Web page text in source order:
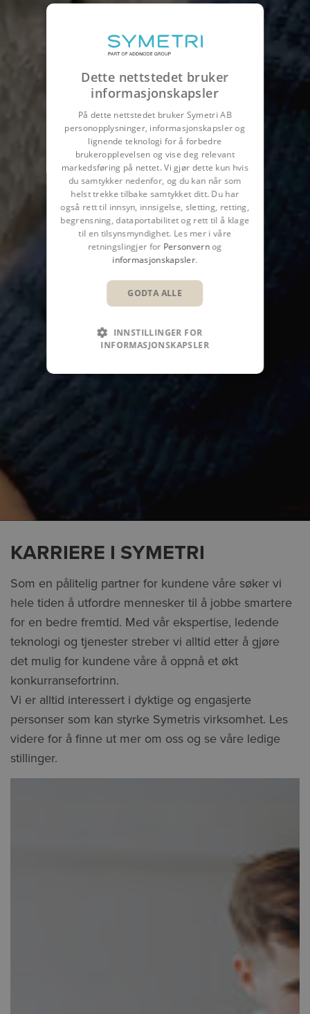
KARRIERE I SYMETRI
Som en pålitelig partner for kundene våre søker vi
hele tiden å utfordre mennesker til å jobbe smartere
for en bedre fremtid. Med vår ekspertise, ledende
teknologi og tjenester streber vi alltid etter å gjøre
det mulig for kundene våre å oppnå et økt
konkurransefortrinn.
Vi er alltid interessert i dyktige og engasjerte
personser som kan styrke Symetris virksomhet. Les
videre for å finne ut mer om oss og se våre ledige
stillinger.
Dette nettstedet bruker
informasjonskapsler
På dette nettstedet bruker Symetri AB
personopplysninger, informasjonskapsler og
lignende teknologi for å forbedre
brukeropplevelsen og vise deg relevant
markedsføring på nettet. Vi gjør dette kun hvis
du samtykker nedenfor, og du kan når som
helst trekke tilbake samtykket ditt. Du har
også rett til innsyn, innsigelse, sletting, retting,
begrensning, dataportabilitet og rett til å klage
til en tilsynsmyndighet. Les mer i våre
retningslingjer for Personvernog
informasjonskapsler.
GODTA ALLE
INNSTILLINGER FOR
INFORMASJONSKAPSLER